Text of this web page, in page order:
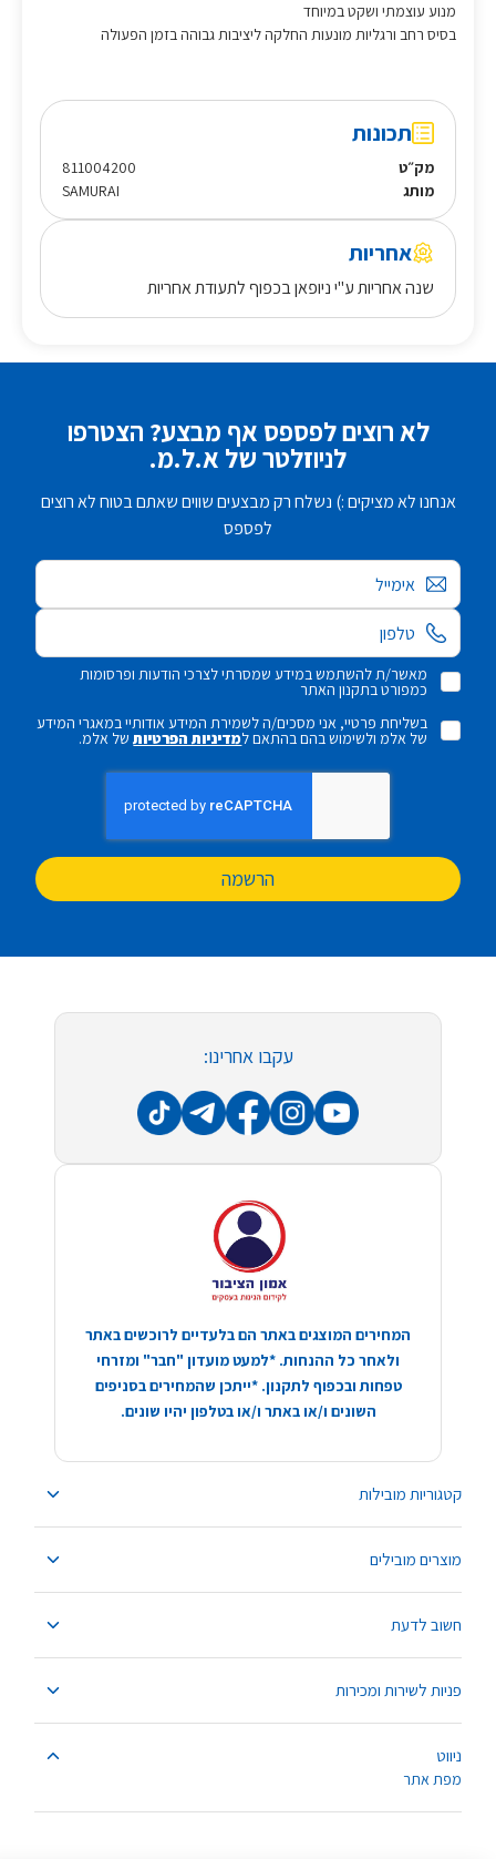
מנוע עוצמתי ושקט במיוחד
בסיס רחב ורגליות מונעות החלקה ליציבות גבוהה בזמן הפעולה
תכונות
מק״ט
811004200
מותג
SAMURAI
אחריות
שנה אחריות ע"י ניופאן בכפוף לתעודת אחריות
לא רוצים לפספס אף מבצע? הצטרפו
לניוזלטר של א.ל.מ.
אנחנו לא מציקים :) נשלח רק מבצעים שווים שאתם בטוח לא רוצים
לפספס
אימייל
מאשר/ת להשתמש במידע שמסרתי לצרכי הודעות ופרסומות
כמפורט בתקנון האתר
בשליחת פרטיי, אני מסכים/ה לשמירת המידע אודותיי במאגרי המידע
של אלמ ולשימוש בהם בהתאם למדיניות הפרטיותשל אלמ.
הרשמה
קטגוריות מובילות
מוצרים מובילים
חשוב לדעת
פניות לשירות ומכירות
ניווט
מפת אתר
עקבו אחרינו:
המחירים המוצגים באתר הם בלעדיים לרוכשים באתר
ולאחר כל ההנחות. *למעט מועדון "חבר" ומזרחי
טפחות ובכפוף לתקנון. *ייתכן שהמחירים בסניפים
השונים ו/או באתר ו/או בטלפון יהיו שונים.